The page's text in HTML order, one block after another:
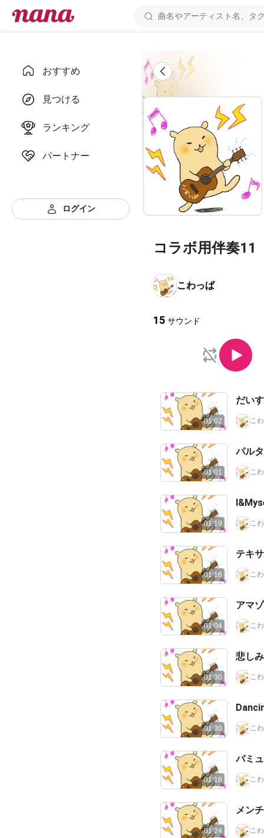
おすすめ
見つける
ランキング
パートナー
ログイン
コラボ用伴奏11
こわっぱ
15 サウンド
01:02
だい
こ
01:01
パル
こ
01:19 こ
01:16
テキ
こ
01:04
アマ
こ
01:30
悲し
こ
01:30 こ
01:18
バミ
こ
01:24
メン
こ